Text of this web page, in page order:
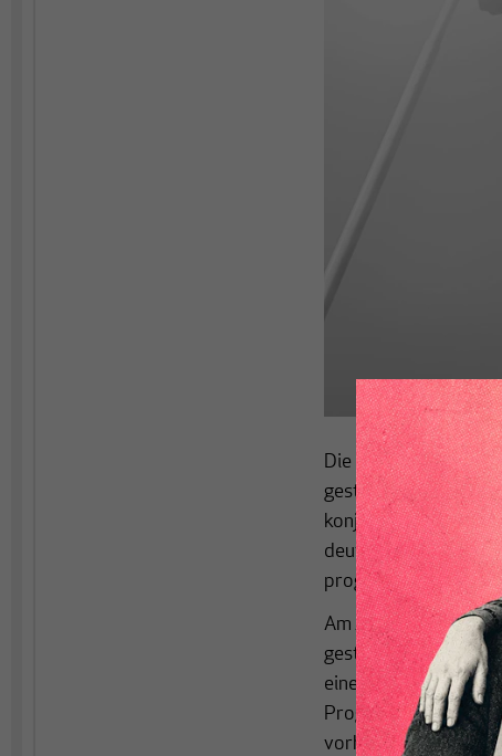
Die neuesten Daten
gestern
konjunkturellen
deutschen
prognostiziert haben.
Am Arbeitsmarkt ist
gestiegen und die
eine klare Sprache:
Prognosen, die eine
vorhersagen, bleiben